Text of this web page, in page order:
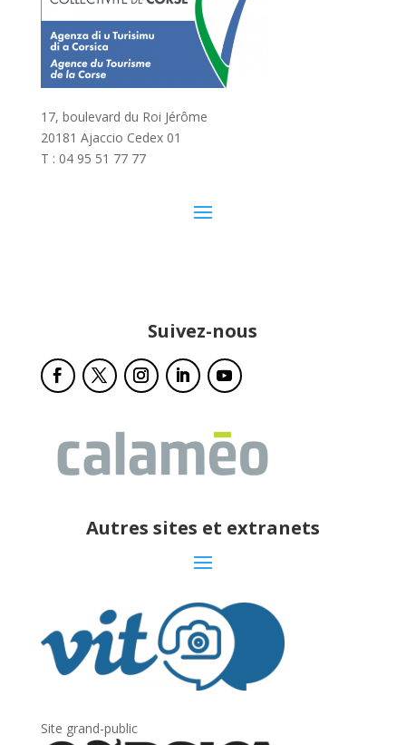
17, boulevard du Roi Jérôme
20181 Ajaccio Cedex 01
T : 04 95 51 77 77
Suivez-nous
Autres sites et extranets
Site grand-public